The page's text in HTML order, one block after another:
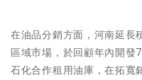
在油品分銷方面，河南延長
區域市場，於回顧年內開發
石化合作租用油庫，在拓寬